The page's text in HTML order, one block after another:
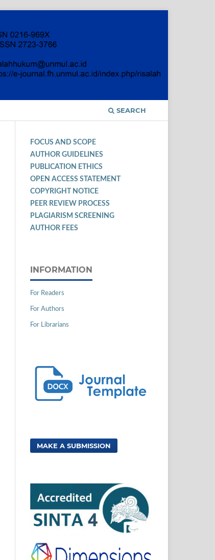
SEARCH
FOCUS AND SCOPE
AUTHOR GUIDELINES
PUBLICATION ETHICS
OPEN ACCESS STATEMENT
COPYRIGHT NOTICE
PEER REVIEW PROCESS
PLAGIARISM SCREENING
AUTHOR FEES
INFORMATION
For Readers
For Authors
For Librarians
MAKE A SUBMISSION